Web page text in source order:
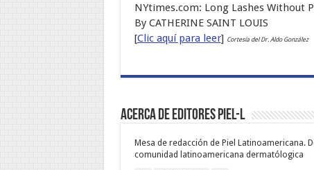
NYtimes.com: Long Lashes Without
By CATHERINE SAINT LOUIS
[Clic aquí para leer] Cortesía del Dr. Aldo González
Acerca de Editores PIEL-L
Mesa de redacción de Piel Latinoamericana.
comunidad latinoamericana dermatólogica